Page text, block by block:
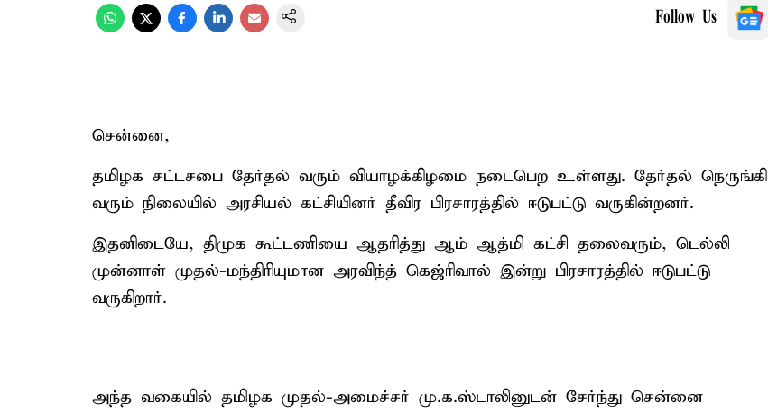
Follow Us
சென்னை,
தமிழக சட்டசபை தேர்தல் வரும் வியாழக்கிழமை நடைபெற உள்ளது. தேர்தல் நெருங்கி
வரும் நிலையில் அரசியல் கட்சியினர் தீவிர பிரசாரத்தில் ஈடுபட்டு வருகின்றனர்.
இதனிடையே, திமுக கூட்டணியை ஆதரித்து ஆம் ஆத்மி கட்சி தலைவரும், டெல்லி
முன்னாள் முதல்-மந்திரியுமான அரவிந்த் கெஜ்ரிவால் இன்று பிரசாரத்தில் ஈடுபட்டு
வருகிறார்.
அந்த வகையில் தமிழக முதல்-அமைச்சர் மு.க.ஸ்டாலினுடன் சேர்ந்து சென்னை